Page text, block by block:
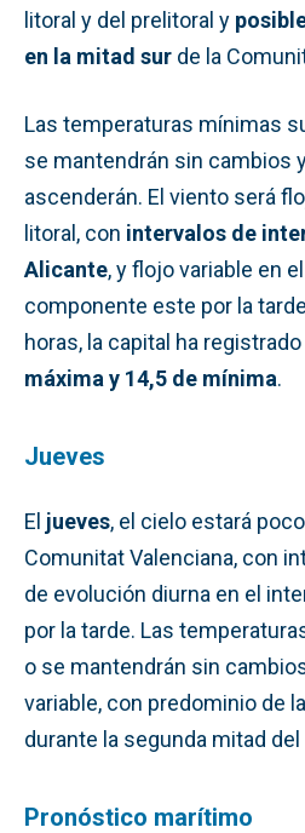
litoral y del prelitoral y
en la mitad sur de la
Las temperaturas mínimas
se mantendrán sin cambios
ascenderán. El viento será
litoral, con intervalos de
Alicante, y flojo variable en
componente este por la
horas, la capital ha registrado
máxima y 14,5 de mínima.
Jueves
El jueves, el cielo estará
Comunitat Valenciana, con
de evolución diurna en el
por la tarde. Las
o se mantendrán sin
variable, con predominio de
durante la segunda mitad del
Pronóstico marítimo